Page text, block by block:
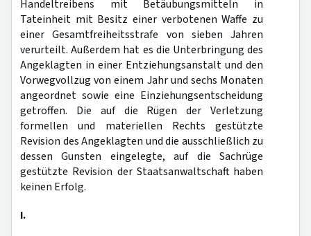
Handeltreibens mit Betäubungsmitteln in
Tateinheit mit Besitz einer verbotenen Waffe zu
einer Gesamtfreiheitsstrafe von sieben Jahren
verurteilt. Außerdem hat es die Unterbringung des
Angeklagten in einer Entziehungsanstalt und den
Vorwegvollzug von einem Jahr und sechs Monaten
angeordnet sowie eine Einziehungsentscheidung
getroffen. Die auf die Rügen der Verletzung
formellen und materiellen Rechts gestützte
Revision des Angeklagten und die ausschließlich zu
dessen Gunsten eingelegte, auf die Sachrüge
gestützte Revision der Staatsanwaltschaft haben
keinen Erfolg.
I.